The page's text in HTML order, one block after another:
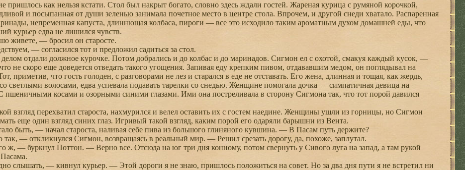
пришлось как нельзя кстати. Стол был накрыт богато, словно здесь ждали гостей. Жареная курица с румяной корочкой,
и посыпанная от души зеленью занимала почетное место в центре стола. Впрочем, и другой снеди хватало. Распаренная
непременная капуста, длиннющая колбаса, пироги — все это исходило таким ароматным духом домашней еды, что
курьер едва не лишился чувств.
живете, — бросил он старосте.
— согласился тот и предложил садиться за стол.
отдали должное курочке. Потом добрались и до колбас и до маринадов. Сигмон ел с охотой, смакуя каждый кусок, —
не скоро еще доведется отведать такого угощения. Запивая еду крепким пивом, отдававшим медом, он поглядывал на
приметив, что гость голоден, с разговорами не лез и старался в еде не отставать. Его жена, длинная и тощая, как жердь,
светлыми волосами, едва успевала подавать тарелки со снедью. Женщине помогала дочка — симпатичная девица на
пшеничными косами и озорными синими глазами. Ими она постреливала в сторону Сигмона так, что тот порой давился
взгляд перехватил староста, нахмурился и велел оставить их с гостем наедине. Женщины ушли из горницы, но Сигмон
еще один взгляд синих глаз. Игривый такой взгляд, каким порой его одаряли барышни из Вента.
быть, — начал староста, наливая себе пива из большого глиняного кувшина. — В Пасам путь держите?
— откликнулся Сигмон, возвращаясь в реальный мир. — Решил срезать дорогу, да, похоже, заплутал.
ж, — буркнул Поттон. — Верно все. Отсюда на юг три дня конному, потом свернуть у Сивого луга на запад, а там рукой
слышать, — кивнул курьер. — Этой дороги я не знаю, пришлось положиться на совет. Но за два дня пути я не встретил ни